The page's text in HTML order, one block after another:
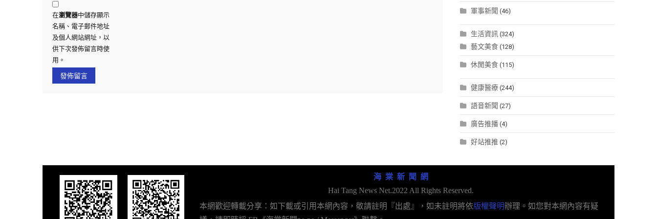
在瀏覽器中儲存顯示
名稱、電子郵件地址
及個人網站網址，以
供下次發佈留言時使
用。
軍事新聞 (46)
生活資訊 (324)
藝文美食 (128)
休閒美食 (115)
健康醫療 (244)
語音新聞 (27)
廣告推播 (4)
好站推推 (2)
海 棠 新 聞 網
Hai Tang News Net.2022 All Rights Reserved.
本網歡迎轉載分享：如下載或引用本網內容，敬請註明『出處』，如未註明將依版權聲明辦理。如您對本網內容有疑